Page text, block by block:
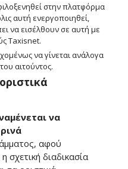
στην πλατφόρμα
αυτή ενεργοποιηθεί,
να εισέλθουν σε αυτή με
Taxisnet.
να γίνεται ανάλογα
αιτούντος.
να
αφού
σχετική διαδικασία